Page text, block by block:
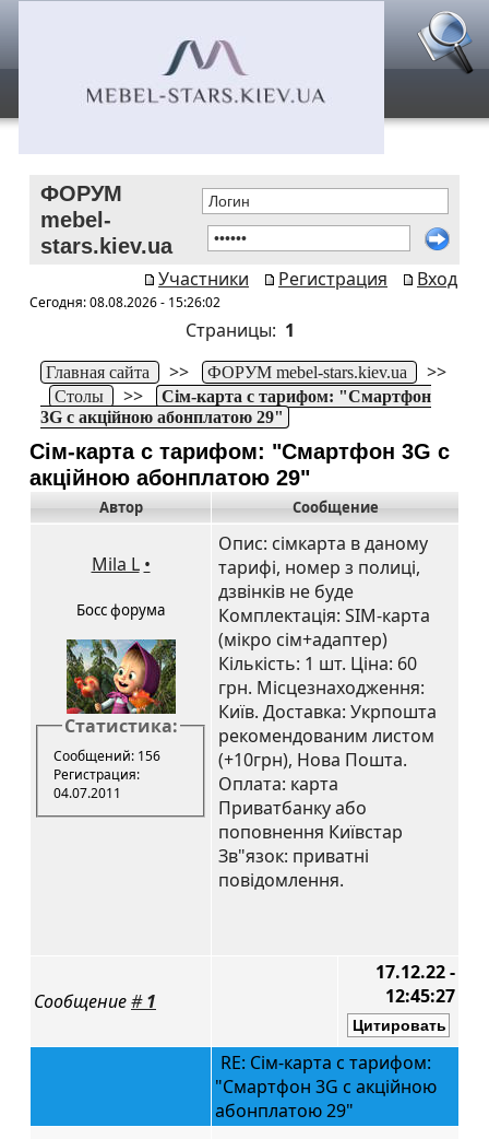
ФОРУМ
mebel-
stars.kiev.ua
Участники
Регистрация Вход
Сегодня: 08.08.2026 - 15:26:02
Страницы: 1
Главная сайта >> ФОРУМ mebel-stars.kiev.ua >>
Столы >>
Сім-карта с тарифом: "Смартфон
3G с акційною абонплатою 29"
Сім-карта с тарифом: "Смартфон 3G с
акційною абонплатою 29"
Автор Сообщение
Mila L •
Босс форума
Статистика:
Сообщений: 156
Регистрация:
04.07.2011
Опис: сімкарта в даному
тарифі, номер з полиці,
дзвінків не буде
Комплектація: SIM-карта
(мікро сім+адаптер)
Кількість: 1 шт. Ціна: 60
грн. Місцезнаходження:
Київ. Доставка: Укрпошта
рекомендованим листом
(+10грн), Нова Пошта.
Оплата: карта
Приватбанку або
поповнення Київстар
Зв"язок: приватні
повідомлення.
Сообщение#1
17.12.22 -
12:45:27
RE: Сім-карта с тарифом:
"Смартфон 3G с акційною
абонплатою 29"